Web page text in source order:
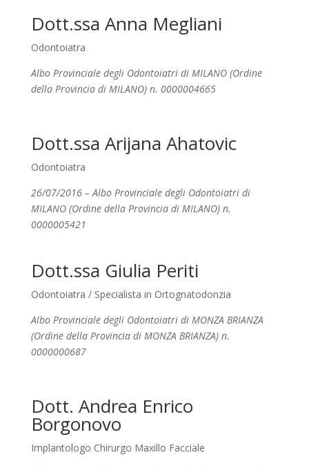
Dott.ssa Anna Megliani
Odontoiatra
Albo Provinciale degli Odontoiatri di MILANO (Ordine
della Provincia di MILANO) n. 0000004665
Dott.ssa Arijana Ahatovic
Odontoiatra
26/07/2016 – Albo Provinciale degli Odontoiatri di
MILANO (Ordine della Provincia di MILANO) n.
0000005421
Dott.ssa Giulia Periti
Odontoiatra / Specialista in Ortognatodonzia
Albo Provinciale degli Odontoiatri di MONZA BRIANZA
(Ordine della Provincia di MONZA BRIANZA) n.
0000000687
Dott. Andrea Enrico
Borgonovo
Implantologo Chirurgo Maxillo Facciale